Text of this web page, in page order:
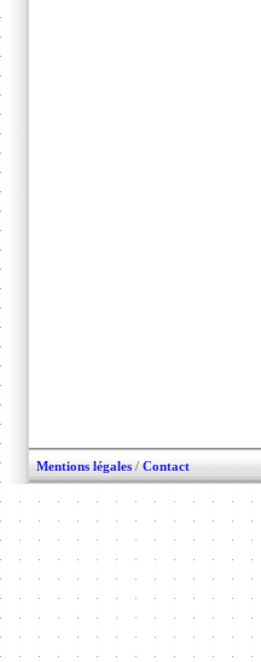
Mentions légales / Contact